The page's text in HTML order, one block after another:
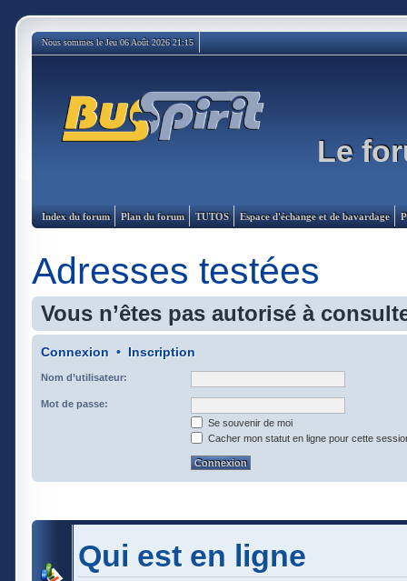
Nous sommes le Jeu 06 Août 2026 21:15
Le
Index du forum Plan du forum TUTOS Espace d'échange et de bavardage
Adresses testées
Vous n’êtes pas autorisé à
Connexion • Inscription
Nom d’utilisateur:
Mot de passe:
Se souvenir de moi
Cacher mon statut en ligne pour cette
Qui est en ligne